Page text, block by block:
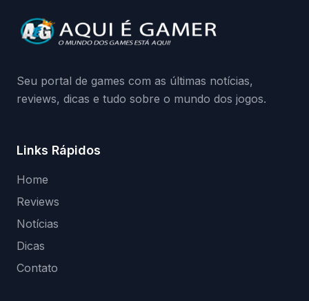
Seu portal de games com as últimas notícias,
reviews, dicas e tudo sobre o mundo dos jogos.
Links Rápidos
Home
Reviews
Notícias
Dicas
Contato